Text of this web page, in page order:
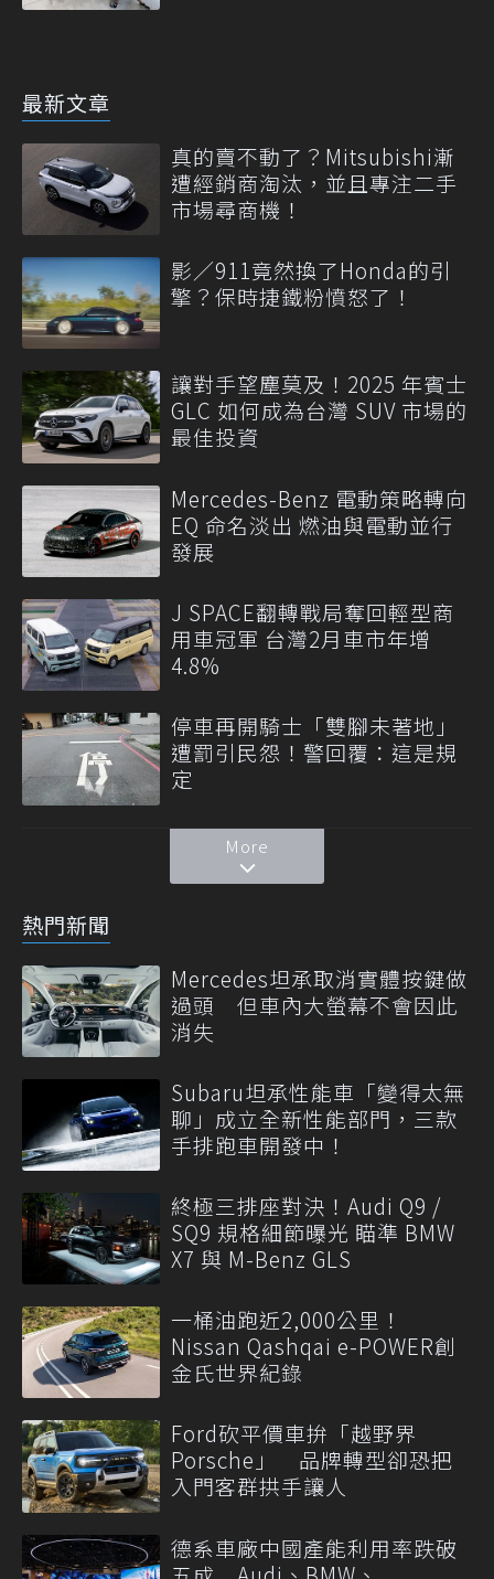
最新文章
真的賣不動了？Mitsubishi漸
遭經銷商淘汰，並且專注二手
市場尋商機！
影／911竟然換了Honda的引
擎？保時捷鐵粉憤怒了！
讓對手望塵莫及！2025 年賓士
GLC 如何成為台灣 SUV 市場的
最佳投資
Mercedes-Benz 電動策略轉向
EQ 命名淡出 燃油與電動並行
發展
J SPACE翻轉戰局奪回輕型商
用車冠軍 台灣2月車市年增
4.8%
停車再開騎士「雙腳未著地」
遭罰引民怨！警回覆：這是規
定
More
熱門新聞
Mercedes坦承取消實體按鍵做
過頭 但車內大螢幕不會因此
消失
Subaru坦承性能車「變得太無
聊」成立全新性能部門，三款
手排跑車開發中！
終極三排座對決！Audi Q9 /
SQ9 規格細節曝光 瞄準 BMW
X7 與 M-Benz GLS
一桶油跑近2,000公里！
Nissan Qashqai e-POWER創
金氏世界紀錄
Ford砍平價車拚「越野界
Porsche」 品牌轉型卻恐把
入門客群拱手讓人
德系車廠中國產能利用率跌破